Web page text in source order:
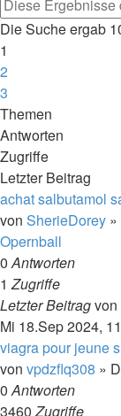
Die Suche ergab
1
2
3
Nächste
Themen
Antworten
Zugriffe
Letzter Beitrag
achat salbutamol
von SherieDorey »
Opernball
0Antworten
1Zugriffe
Letzter Beitragvon
Mi 18.Sep 2024,
viagra pour jeune
von vpdzflq308 »
0Antworten
3460Zugriffe